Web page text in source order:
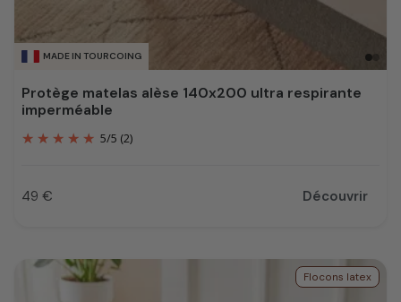
MADE IN TOURCOING
Protège matelas alèse 140x200 ultra respirante
imperméable
5/5 (2)
Prix
49 € Découvrir
Flocons latex